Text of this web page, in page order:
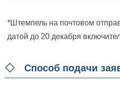
*Штемпель на почтовом
датой до 20 декабря
◇ Способ подачи